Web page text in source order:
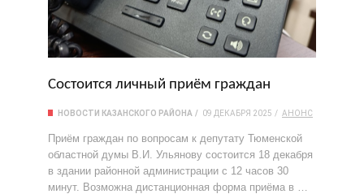
Состоится личный приём граждан
НОВОСТИ КАЗАНСКОГО РАЙОНА 09 ДЕКАБРЯ 2025 АНОНС
Приём граждан по вопросам к депутату Тюменской
областной думы В.И. Ульянову состоится 18 декабря
в здании районной администрации с 12 часов 30
минут. Возможна дистанционная форма приёма в …